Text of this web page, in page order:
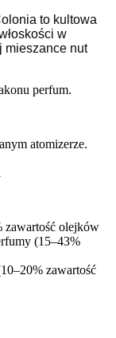
to kultowa
w
mieszance nut
perfum.
atomizerze.
zawartość olejków
(15–43%
zawartość